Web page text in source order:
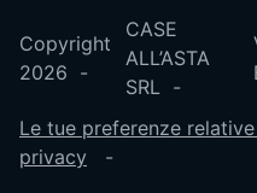
Copyright
2026
CASE
ALL’ASTA
SRL
Le tue preferenze
privacy